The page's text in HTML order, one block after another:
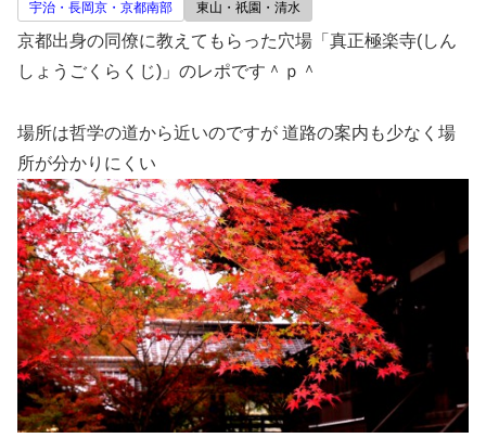
宇治・長岡京・京都南部 東山・祇園・清水
京都出身の同僚に教えてもらった穴場「真正極楽寺(しん
しょうごくらくじ)」のレポです＾ｐ＾
場所は哲学の道から近いのですが 道路の案内も少なく場
所が分かりにくい